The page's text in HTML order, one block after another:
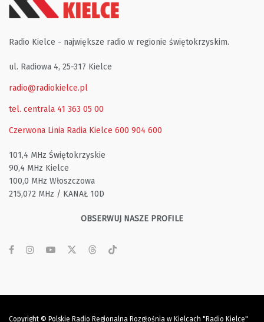
Radio Kielce - największe radio w regionie świętokrzyskim.
ul. Radiowa 4, 25-317 Kielce
radio@radiokielce.pl
tel. centrala 41 363 05 00
Czerwona Linia Radia Kielce 600 904 600
101,4 MHz Świętokrzyskie
90,4 MHz Kielce
100,0 MHz Włoszczowa
215,072 MHz / KANAŁ 10D
OBSERWUJ NASZE PROFILE
Copyright © Polskie Radio Regionalna Rozgłośnia w Kielcach "Radio Kielce"